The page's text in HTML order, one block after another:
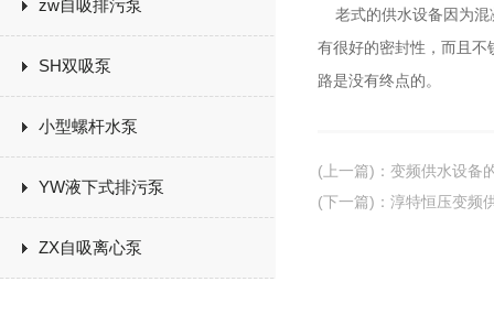
zw自吸排污泵
SH双吸泵
小型螺杆水泵
YW液下式排污泵
ZX自吸离心泵
老式的供水设备因为混
有很好的密封性，而且
路是没有终点的。
(上一篇) ： 变频供水设备
(下一篇) ： 淳特恒压变频